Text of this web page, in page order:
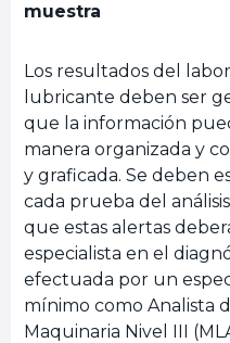
muestra
Los resultados del
lubricante deben ser
que la información
manera organizada y
y graficada. Se deben
cada prueba del
que estas alertas
especialista en el
efectuada por un
mínimo como Analista
Maquinaria Nivel III